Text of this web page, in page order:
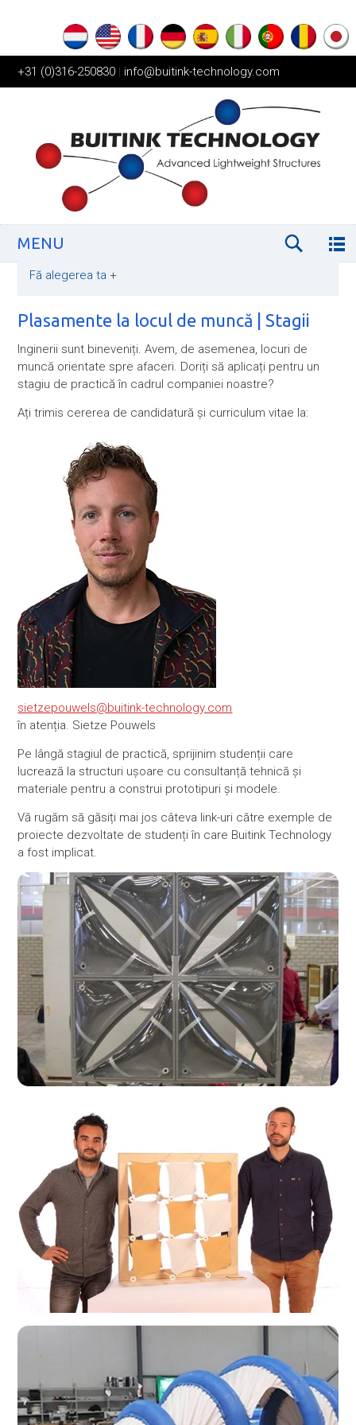
+31 (0)316-250830 | info@buitink-technology.com
MENU
Fă alegerea ta +
Plasamente la locul de muncă | Stagii
Inginerii sunt bineveniți. Avem, de asemenea, locuri de
muncă orientate spre afaceri. Doriți să aplicați pentru un
stagiu de practică în cadrul companiei noastre?
Ați trimis cererea de candidatură și curriculum vitae la:
sietzepouwels@buitink-technology.com
în atenția. Sietze Pouwels
Pe lângă stagiul de practică, sprijinim studenții care
lucrează la structuri ușoare cu consultanță tehnică și
materiale pentru a construi prototipuri și modele.
Vă rugăm să găsiți mai jos câteva link-uri către exemple de
proiecte dezvoltate de studenți în care Buitink Technology
a fost implicat.